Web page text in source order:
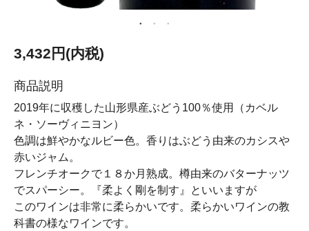
3,432円(内税)
商品説明
2019年に収穫した山形県産ぶどう100％使用（カベル
ネ・ソーヴィニヨン）
色調は鮮やかなルビー色。香りはぶどう由来のカシスや
赤いジャム。
フレンチオークで１８か月熟成。樽由来のバターナッツ
でスパーシー。『柔よく剛を制す』といいますが
このワインは非常に柔らかいです。柔らかいワインの教
科書の様なワインです。